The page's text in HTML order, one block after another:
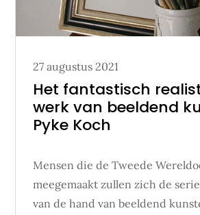
Posted
on
27 augustus 2021
Het fantastisch
werk van beeldend
Pyke Koch
Mensen die de Tweede
meegemaakt zullen zich de
van de hand van beeldend